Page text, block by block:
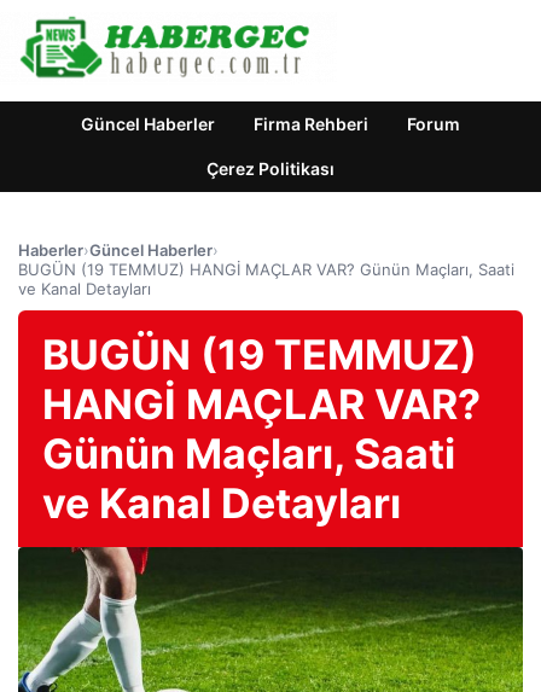
Güncel Haberler Firma Rehberi Forum
Çerez Politikası
Haberler›Güncel Haberler›
BUGÜN (19 TEMMUZ) HANGİ MAÇLAR VAR? Günün Maçları, Saati
ve Kanal Detayları
BUGÜN (19 TEMMUZ)
HANGİ MAÇLAR VAR?
Günün Maçları, Saati
ve Kanal Detayları